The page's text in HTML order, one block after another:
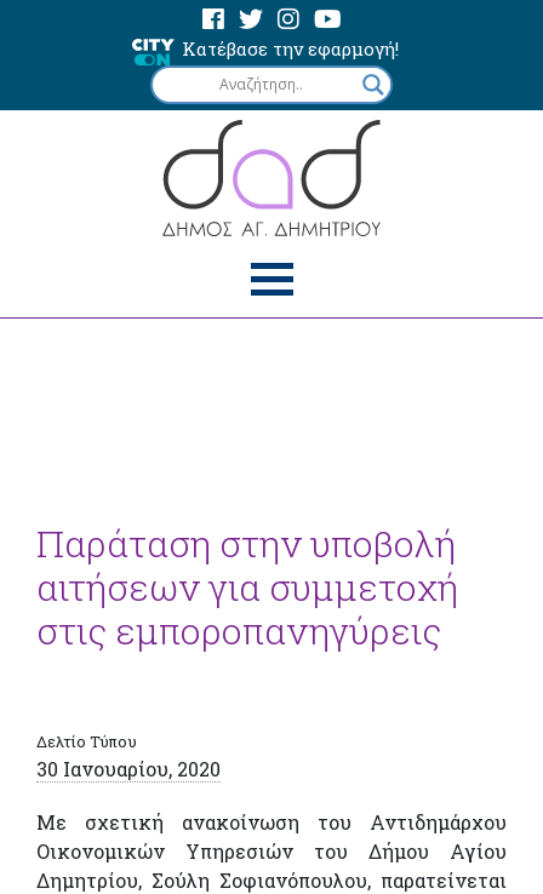
Κατέβασε την εφαρμογή!
Παράταση στην υποβολή
αιτήσεων για συμμετοχή
στις εμποροπανηγύρεις
Δελτίο Τύπου
30 Ιανουαρίου, 2020
Με σχετική ανακοίνωση του Αντιδημάρχου
Οικονομικών Υπηρεσιών του Δήμου Αγίου
Δημητρίου, Σούλη Σοφιανόπουλου, παρατείνεται